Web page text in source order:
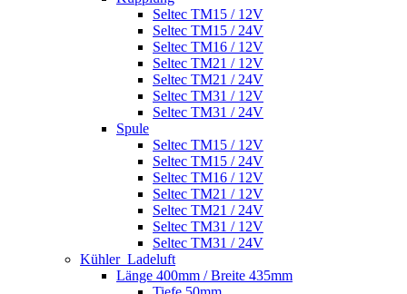
Seltec TM15 / 12V
Seltec TM15 / 24V
Seltec TM16 / 12V
Seltec TM21 / 12V
Seltec TM21 / 24V
Seltec TM31 / 12V
Seltec TM31 / 24V
Spule
Seltec TM15 / 12V
Seltec TM15 / 24V
Seltec TM16 / 12V
Seltec TM21 / 12V
Seltec TM21 / 24V
Seltec TM31 / 12V
Seltec TM31 / 24V
Kühler_Ladeluft
Länge 400mm / Breite 435mm